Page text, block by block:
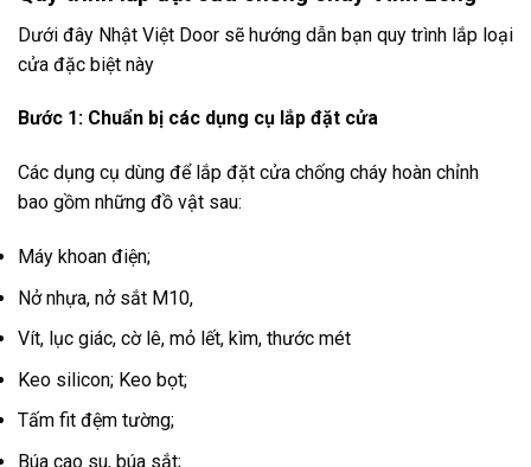
Dưới đây Nhật Việt Door sẽ hướng dẫn bạn quy trình lắp loại
cửa đặc biệt này
Bước 1: Chuẩn bị các dụng cụ lắp đặt cửa
Các dụng cụ dùng để lắp đặt cửa chống cháy hoàn chỉnh
bao gồm những đồ vật sau:
Máy khoan điện;
Nở nhựa, nở sắt M10,
Vít, lục giác, cờ lê, mỏ lết, kìm, thước mét
Keo silicon; Keo bọt;
Tấm fit đệm tường;
Búa cao su, búa sắt;